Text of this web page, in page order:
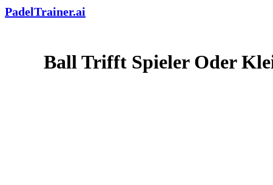
PadelTrainer.ai
Ball Trifft Spieler Oder